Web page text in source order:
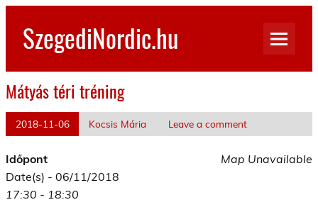
Skip
contentSzegediNordic.hu
Mátyás téri tréning
2018-11-06 Kocsis Mária Leave a comment
Map Unavailable
Időpont
Date(s) - 06/11/2018
17:30 - 18:30